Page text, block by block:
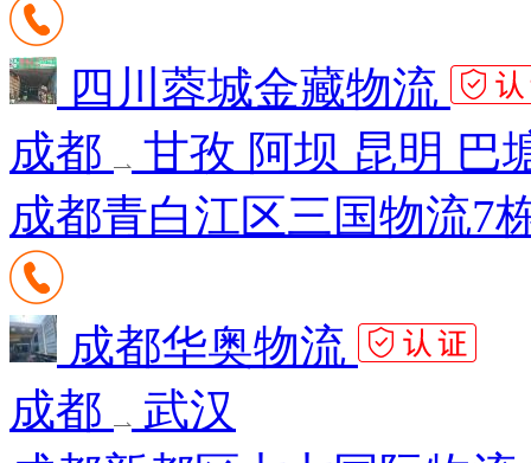
四川蓉城金藏物流
成都
甘孜 阿坝 昆明 巴
成都青白江区三国物流7
成都华奥物流
成都
武汉